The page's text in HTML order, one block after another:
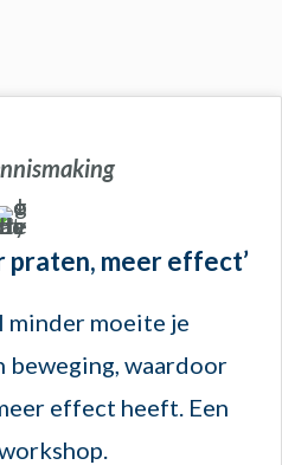
praten, meer effect’
minder moeite je
beweging, waardoor
effect heeft. Een